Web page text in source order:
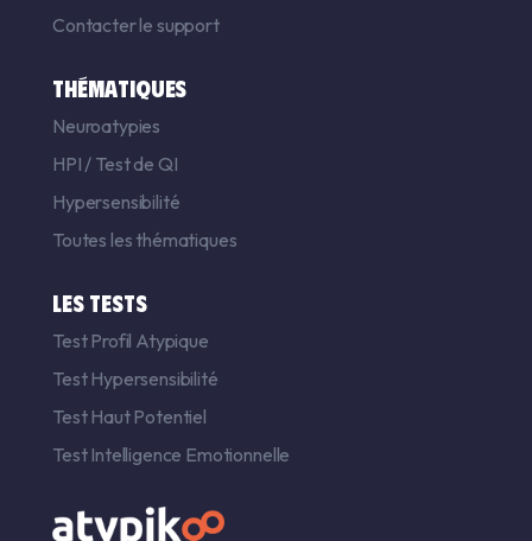
Contacter le support
THÉMATIQUES
Neuroatypies
HPI / Test de QI
Hypersensibilité
Toutes les thématiques
LES TESTS
Test Profil Atypique
Test Hypersensibilité
Test Haut Potentiel
Test Intelligence Emotionnelle